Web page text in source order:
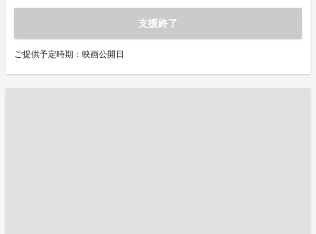
支援終了
ご提供予定時期：映画公開日